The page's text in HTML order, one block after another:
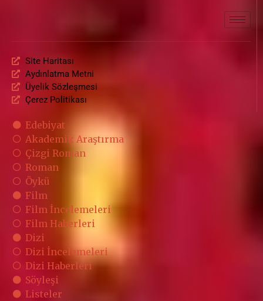
Site Haritası
Aydınlatma Metni
Üyelik Sözleşmesi
Çerez Politikası
Edebiyat
Akademik Araştırma
Çizgi Roman
Roman
Öykü
Film
Film İncelemeleri
Film Haberleri
Dizi
Dizi İncelemeleri
Dizi Haberleri
Söyleşi
Listeler